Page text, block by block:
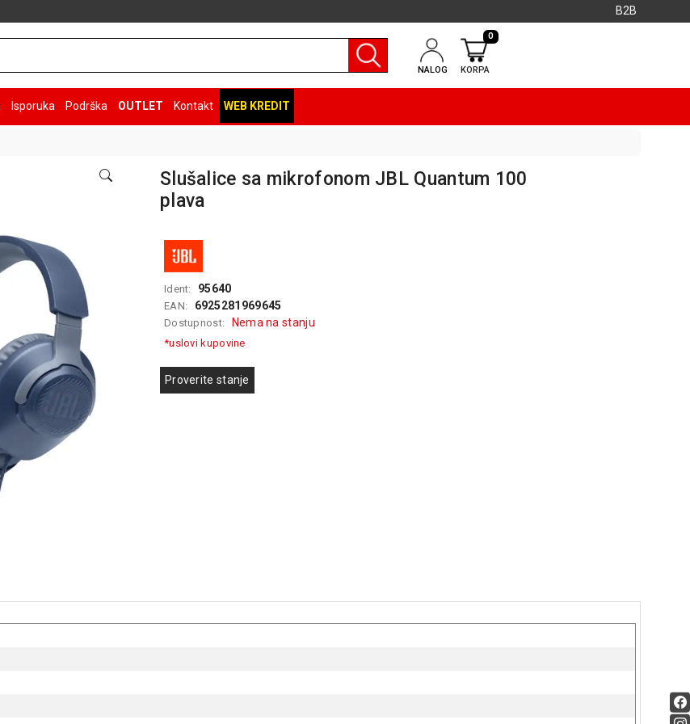
B2B
NALOG KORPA
0
Isporuka Podrška OUTLET Kontakt WEB KREDIT
Slušalice sa mikrofonom JBL Quantum 100
plava
Ident: 95640
EAN: 6925281969645
Dostupnost: Nema na stanju
*uslovi kupovine
Proverite stanje